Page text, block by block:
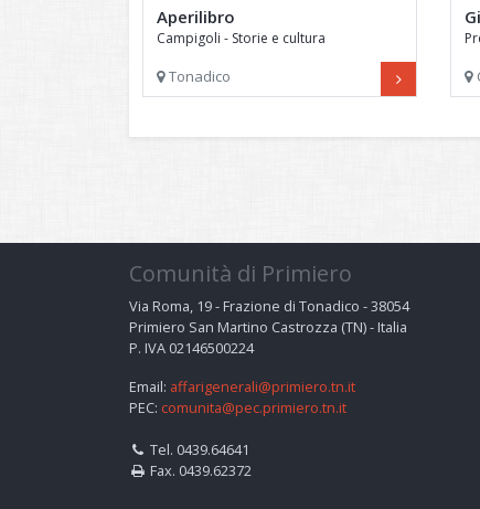
Aperilibro
Campigoli - Storie e cultura
Tonadico
Comunità di Primiero
Via Roma, 19 - Frazione di Tonadico - 38054
Primiero San Martino Castrozza (TN) - Italia
P. IVA 02146500224
Email: affarigenerali@primiero.tn.it
PEC: comunita@pec.primiero.tn.it
Tel. 0439.64641
Fax. 0439.62372